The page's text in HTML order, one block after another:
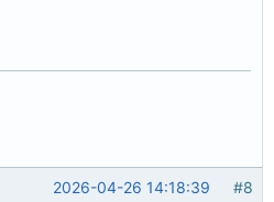
#8
2026-04-26 14:18:39